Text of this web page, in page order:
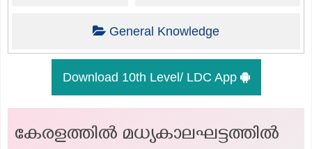
General Knowledge
Download 10th Level/ LDC App
കേരളത്തിൽ മധ്യകാലഘട്ടത്തിൽ